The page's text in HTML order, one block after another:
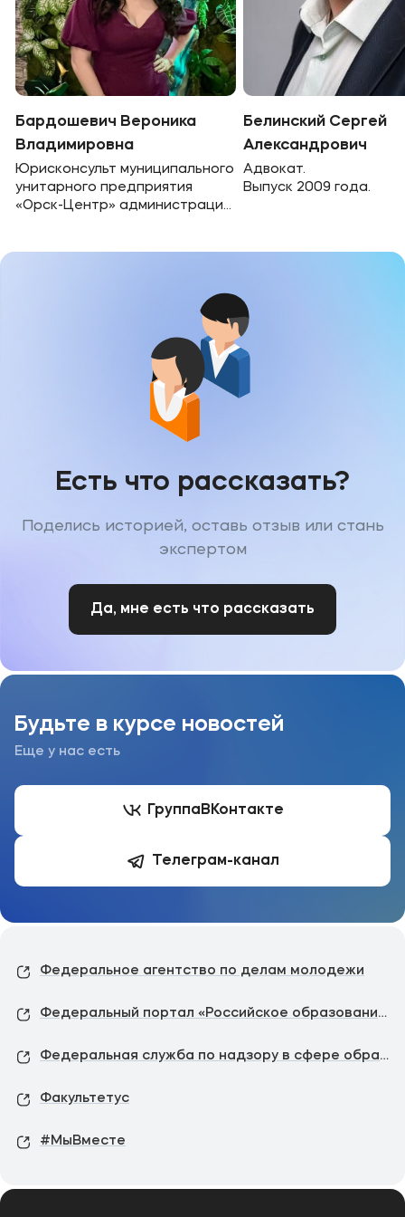
Полезное
Об образовательной организации
Банковские реквизиты
Мы в соцсетях
Бардошевич Вероника
Владимировна
Юрисконсульт муниципального
унитарного предприятия
«Орск-Центр» администрации
Белинский Сергей
Александрович
Адвокат.
Выпуск 2009 года.
Есть что рассказать?
Поделись историей, оставь отзыв или стань
экспертом
Да, мне есть что рассказать
Будьте в курсе новостей
Еще у нас есть
Группа ВКонтакте
Телеграм-канал
Федеральное агентство по делам молодежи
Федеральный портал «Российское образование»
Федеральная служба по надзору в сфере образования
Факультетус
#МыВместе